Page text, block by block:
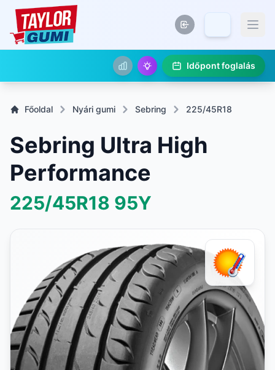
Időpont foglalás
Főoldal Nyári gumi Sebring 225/45R18
Sebring Ultra High
Performance
225/45R18 95Y